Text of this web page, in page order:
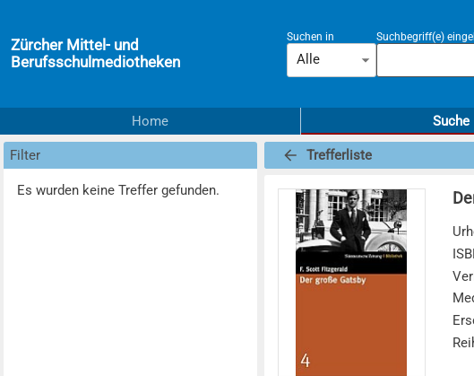
Zürcher Mittel- und
Berufsschulmediotheken
Suchen in
Alle
Suchbegriff(e)
Home Suche
Filter
Es wurden keine Treffer gefunden.
Trefferliste